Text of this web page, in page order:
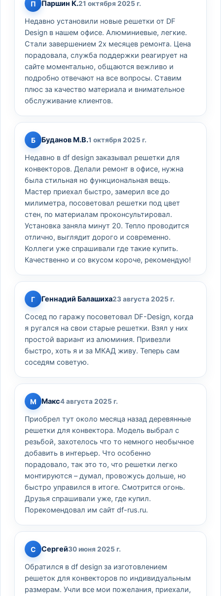
П Паршин К.21 октября 2025 г.
Недавно установили новые решетки от DF
Design в нашем офисе. Алюминиевые, легкие.
Стали завершением 2х месяцев ремонта. Цена
порадовала, служба поддержки реагирует на
сайте моментально, общаются вежливо и
подробно отвечают на все вопросы. Ставим
плюс за качество материала и внимательное
обслуживание клиентов.
Б Буданов М.В.1 октября 2025 г.
Недавно в df design заказывал решетки для
конвекторов. Делали ремонт в офисе, нужна
была стильная но функциональная вещь.
Мастер приехал быстро, замерил все до
милиметра, посоветовал решетки под цвет
стен, по материалам проконсультировал.
Установка заняла минут 20. Тепло проводится
отлично, выглядит дорого и современно.
Коллеги уже спрашивали где такие купить.
Качественно и со вкусом короче, рекомендую!
Г Геннадий Балашиха23 августа 2025 г.
Сосед по гаражу посоветовал DF-Design, когда
я ругался на свои старые решетки. Взял у них
простой вариант из алюминия. Привезли
быстро, хоть я и за МКАД живу. Теперь сам
соседям советую.
М Макс4 августа 2025 г.
Приобрел тут около месяца назад деревянные
решетки для конвектора. Модель выбрал с
резьбой, захотелось что то немного необычное
добавить в интерьер. Что особенно
порадовало, так это то, что решетки легко
монтируются – думал, провожусь дольше, но
быстро управился в итоге. Смотрится огонь.
Друзья спрашивали уже, где купил.
Порекомендовал им сайт df-rus.ru.
С Сергей30 июня 2025 г.
Обратился в df design за изготовлением
решеток для конвекторов по индивидуальным
размерам. Учли все мои пожелания, приехали,